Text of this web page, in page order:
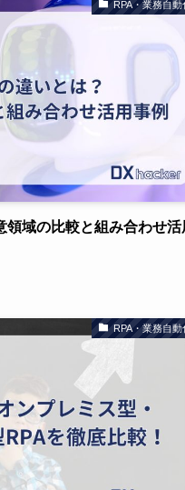
RPA・業務自動
領域の比較と組み合わせ活
RPA・業務自動